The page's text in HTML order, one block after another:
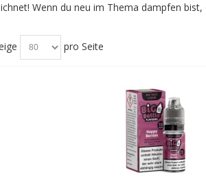
Wenn du neu im Thema dampfen
pro Seite